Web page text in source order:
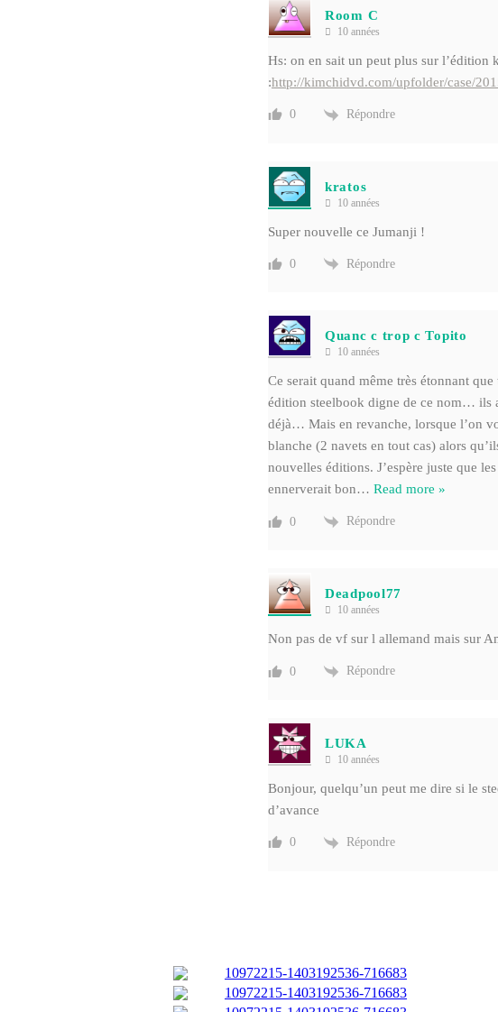
Room C
10 années
Hs: on en sait un peut plus sur
:http://kimchidvd.com/upfolder/case/
0 Répondre
kratos
10 années
Super nouvelle ce Jumanji !
0 Répondre
Quanc c trop c Topito
10 années
Ce serait quand même très étonnant
édition steelbook digne de ce nom… ils
déjà… Mais en revanche, lorsque l’on
blanche (2 navets en tout cas) alors
nouvelles éditions. J’espère juste que
ennerverait bon… Read more »
0 Répondre
Deadpool77
10 années
Non pas de vf sur l allemand mais sur
0 Répondre
LUKA
10 années
Bonjour, quelqu’un peut me dire si le
d’avance
0 Répondre